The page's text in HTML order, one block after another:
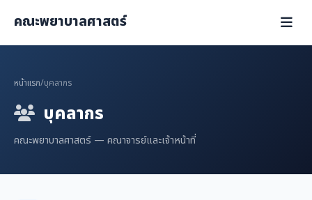
คณะพยาบาลศาสตร์
หน้าแรก/บุคลากร
บุคลากร
คณะพยาบาลศาสตร์ — คณาจารย์และเจ้าหน้าที่